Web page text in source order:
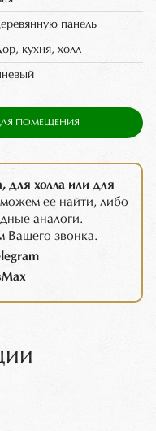
панель
кухня, холл
ПОМЕЩЕНИЯ
для холла или для
ее найти, либо
аналоги.
Вашего звонка.
Max